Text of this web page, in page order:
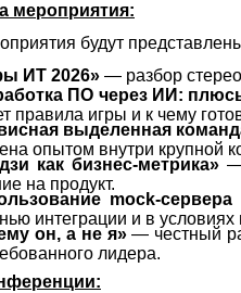
мероприятия:
будут
ИT 2026» — разбор
ПО через ИИ:
правила игры и к чему
выделенная
опытом внутри крупной
как бизнес-метрика» —
на продукт.
mock-
интеграции и в условиях
он, а не я»— честный
лидера.